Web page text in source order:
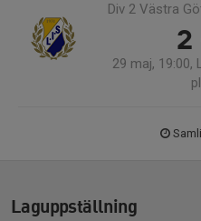
Div 2 Västra
2
29 maj, 19:00,
Laguppställning